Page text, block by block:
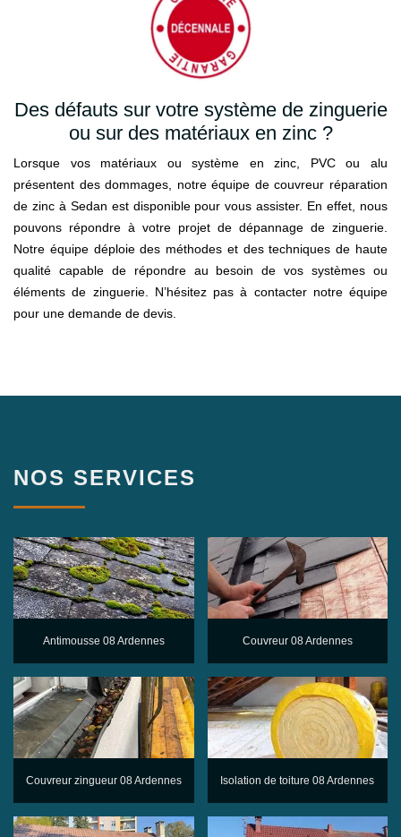
Des défauts sur votre système de zinguerie
ou sur des matériaux en zinc ?
Lorsque vos matériaux ou système en zinc, PVC ou alu
présentent des dommages, notre équipe de couvreur réparation
de zinc à Sedan est disponible pour vous assister. En effet, nous
pouvons répondre à votre projet de dépannage de zinguerie.
Notre équipe déploie des méthodes et des techniques de haute
qualité capable de répondre au besoin de vos systèmes ou
éléments de zinguerie. N’hésitez pas à contacter notre équipe
pour une demande de devis.
NOS SERVICES
Antimousse 08 Ardennes Couvreur 08 Ardennes
Couvreur zingueur 08 Ardennes Isolation de toiture 08 Ardennes